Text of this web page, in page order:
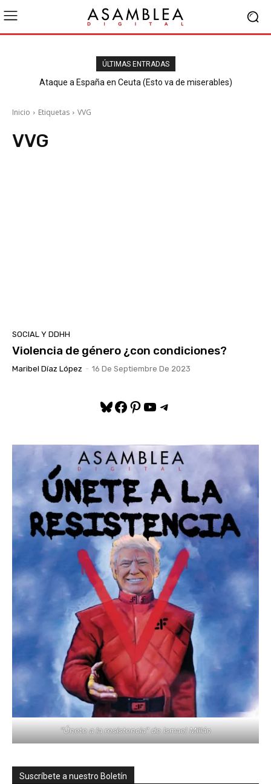
ÚLTIMAS ENTRADAS
Ataque a España en Ceuta (Esto va de miserables)
Inicio Etiquetas VVG
VVG
SOCIAL Y DDHH
Violencia de género ¿con condiciones?
Maribel Díaz López - 16 De Septiembre De 2023
Bluesky
Facebook
Pinterest
YouTube
Telegram
"Únete a la resistencia" de Ismael Millán
Suscríbete a nuestro Boletín